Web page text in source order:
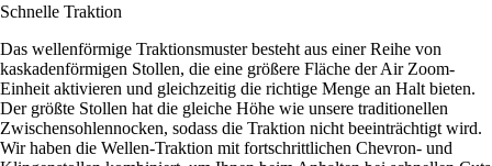
Schnelle Traktion
Das wellenförmige Traktionsmuster besteht aus einer Reihe von
kaskadenförmigen Stollen, die eine größere Fläche der Air Zoom-
Einheit aktivieren und gleichzeitig die richtige Menge an Halt bieten.
Der größte Stollen hat die gleiche Höhe wie unsere traditionellen
Zwischensohlennocken, sodass die Traktion nicht beeinträchtigt wird.
Wir haben die Wellen-Traktion mit fortschrittlichen Chevron- und